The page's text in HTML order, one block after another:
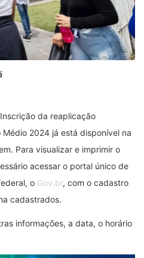
da reaplicação
2024 já está disponível na
Para visualizar e imprimir o
acessar o portal único de
o Gov.br, com o cadastro
cadastrados.
informações, a data, o horário